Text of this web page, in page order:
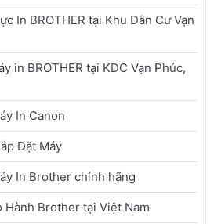
In BROTHER tại Khu Dân Cư Vạn
in BROTHER tại KDC Vạn Phúc,
In Canon
Đặt Máy
In Brother chính hãng
Hành Brother tại Việt Nam